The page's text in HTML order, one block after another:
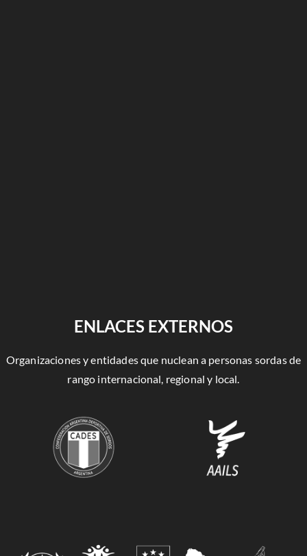
ENLACES EXTERNOS
Organizaciones y entidades que nuclean a personas sordas de
rango internacional, regional y local.